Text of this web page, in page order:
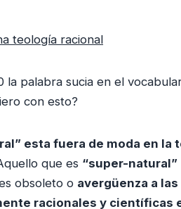
teología racional
la palabra sucia en el
con esto?
esta fuera de moda en la
que es “super-natural”
obsoleto o avergüenza a
racionales y científicas